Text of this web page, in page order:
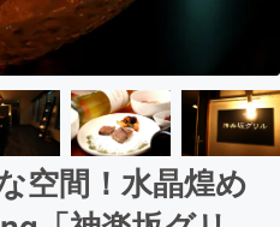
空間！水晶煌め